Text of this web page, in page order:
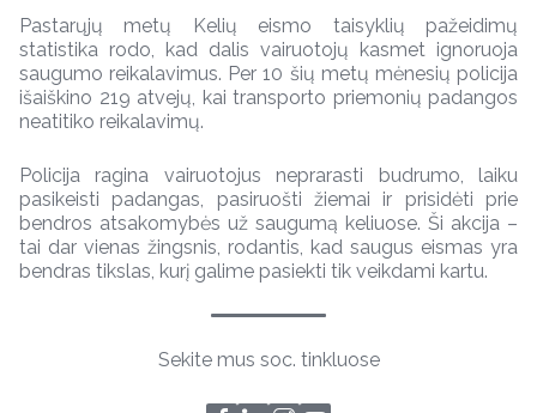
Pastarųjų metų Kelių eismo taisyklių pažeidimų
statistika rodo, kad dalis vairuotojų kasmet ignoruoja
saugumo reikalavimus. Per 10 šių metų mėnesių policija
išaiškino 219 atvejų, kai transporto priemonių padangos
neatitiko reikalavimų.
Policija ragina vairuotojus neprarasti budrumo, laiku
pasikeisti padangas, pasiruošti žiemai ir prisidėti prie
bendros atsakomybės už saugumą keliuose. Ši akcija –
tai dar vienas žingsnis, rodantis, kad saugus eismas yra
bendras tikslas, kurį galime pasiekti tik veikdami kartu.
Sekite mus soc. tinkluose